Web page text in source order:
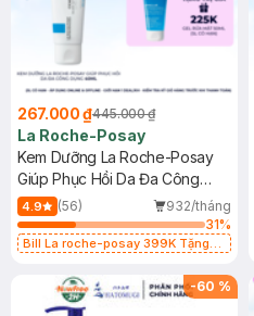
267.000 ₫445.000 ₫
La Roche-Posay
Kem Dưỡng La Roche-Posay
Giúp Phục Hồi Da Đa Công
Dụng 40ml
4.9 (56)
932/tháng
31%
Bill La roche-posay 399K Tặng
(SL có hạn)
-60 %